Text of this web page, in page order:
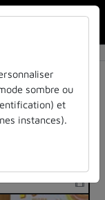
tsanga
sombre ou
et
instances).